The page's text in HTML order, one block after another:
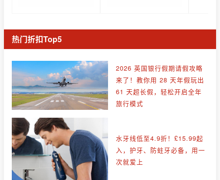
热门折扣Top5
2026 英国银行假期请假攻略
来了！教你用 28 天年假玩出
61 天超长假，轻松开启全年
旅行模式
水牙线低至4.9折！£15.99起
入，护牙、防蛀牙必备，用一
次就爱上